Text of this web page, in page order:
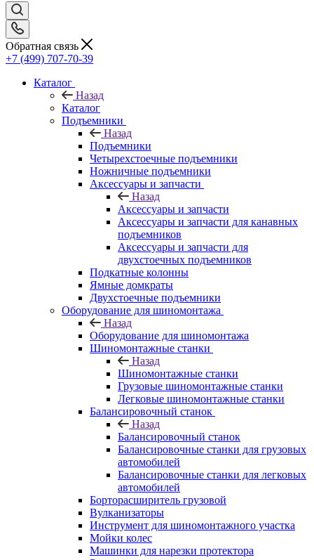
Обратная связь
+7 (499) 707-70-39
Каталог
Назад
Каталог
Подъемники
Назад
Подъемники
Четырехстоечные подъемники
Ножничные подъемники
Аксессуары и запчасти
Назад
Аксессуары и запчасти
Аксессуары и запчасти для канавных
подъемников
Аксессуары и запчасти для
двухстоечных подъемников
Подкатные колонны
Ямные домкраты
Двухстоечные подъемники
Оборудование для шиномонтажа
Назад
Оборудование для шиномонтажа
Шиномонтажные станки
Назад
Шиномонтажные станки
Грузовые шиномонтажные станки
Легковые шиномонтажные станки
Балансировочный станок
Назад
Балансировочный станок
Балансировочные станки для грузовых
автомобилей
Балансировочные станки для легковых
автомобилей
Борторасширитель грузовой
Вулканизаторы
Инструмент для шиномонтажного участка
Мойки колес
Машинки для нарезки протектора